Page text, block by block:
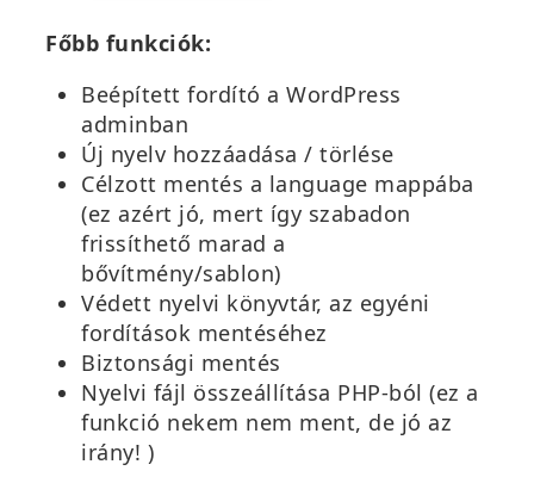
Főbb funkciók:
Beépített fordító a WordPress
adminban
Új nyelv hozzáadása / törlése
Célzott mentés a language mappába
(ez azért jó, mert így szabadon
frissíthető marad a
bővítmény/sablon)
Védett nyelvi könyvtár, az egyéni
fordítások mentéséhez
Biztonsági mentés
Nyelvi fájl összeállítása PHP-ból (ez a
funkció nekem nem ment, de jó az
irány! )